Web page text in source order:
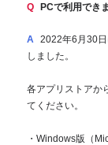
Q PCで利用でき
A
2022年6月30
しました。
各アプリストアか
てください。
・Windows版（